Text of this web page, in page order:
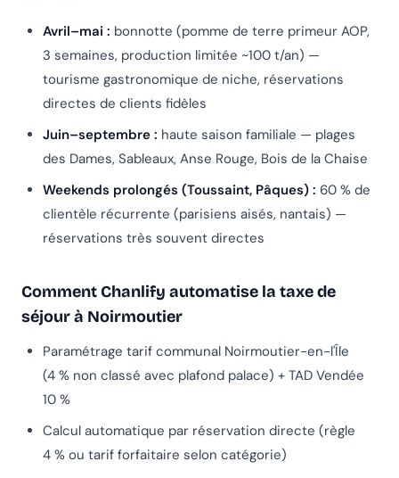
Avril–mai : bonnotte (pomme de terre primeur AOP,
3 semaines, production limitée ~100 t/an) —
tourisme gastronomique de niche, réservations
directes de clients fidèles
Juin–septembre : haute saison familiale — plages
des Dames, Sableaux, Anse Rouge, Bois de la Chaise
Weekends prolongés (Toussaint, Pâques) : 60 % de
clientèle récurrente (parisiens aisés, nantais) —
réservations très souvent directes
Comment Chanlify automatise la taxe de
séjour à Noirmoutier
Paramétrage tarif communal Noirmoutier-en-l'Île
(4 % non classé avec plafond palace) + TAD Vendée
10 %
Calcul automatique par réservation directe (règle
4 % ou tarif forfaitaire selon catégorie)